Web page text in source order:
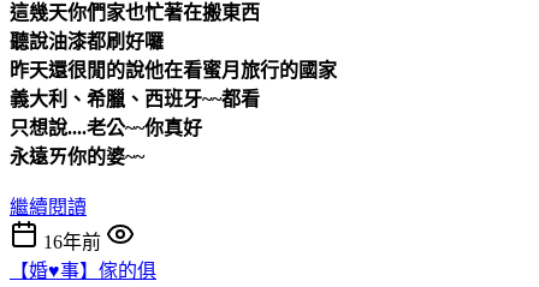
這幾天你們家也忙著在搬東西
聽說油漆都刷好囉
昨天還很閒的說他在看蜜月旅行的國家
義大利、希臘、西班牙~~都看
只想說....老公~~你真好
永遠ㄞ你的婆~~
繼續閱讀
16年前
【婚♥事】傢的俱